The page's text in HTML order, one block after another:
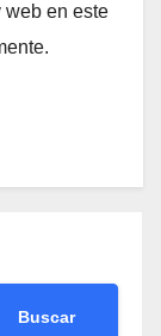
web en este
Buscar